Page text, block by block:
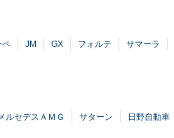
ペ JM GX フォルテ サマーラ
ルセデスＡＭＧ サターン 日野自動車